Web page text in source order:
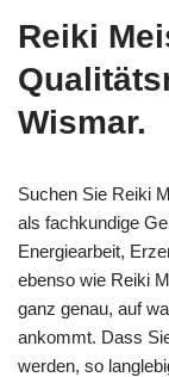
Reiki
Wismar.
Suchen Sie Reiki
als fachkundige
Energiearbeit,
ebenso wie Reiki
ganz genau, auf
ankommt. Dass
werden, so